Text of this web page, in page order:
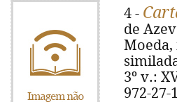
4 -
de
Moeda,
3º v.:
972-27-